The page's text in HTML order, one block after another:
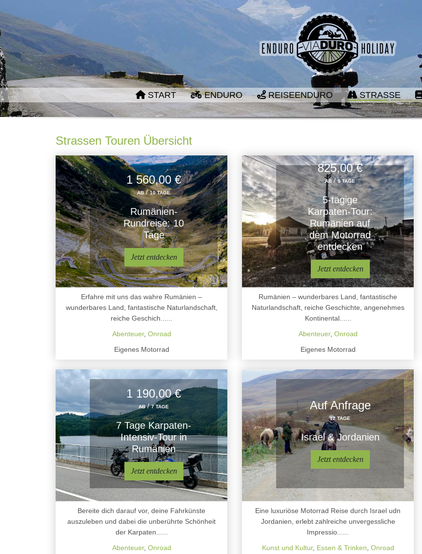
START ENDURO REISEENDURO STRASSE
Strassen Touren Übersicht
1 560,00 €
AB/10 TAGE
Rumänien-
Rundreise: 10
Tage
Jetzt entdecken
Erfahre mit uns das wahre Rumänien –
wunderbares Land, fantastische Naturlandschaft,
reiche Geschich......
Abenteuer, Onroad
Eigenes Motorrad
825,00 €
AB/5 TAGE
5-tägige
Karpaten-Tour:
Rumänien auf
dem Motorrad
entdecken
Jetzt entdecken
Rumänien – wunderbares Land, fantastische
Naturlandschaft, reiche Geschichte, angenehmes
Kontinental......
Abenteuer, Onroad
Eigenes Motorrad
1 190,00 €
AB/7 TAGE
7 Tage Karpaten-
Intensiv-Tour in
Rumänien
Jetzt entdecken
Bereite dich darauf vor, deine Fahrkünste
auszuleben und dabei die unberührte Schönheit
der Karpaten......
Abenteuer, Onroad
Auf Anfrage
12 TAGE
Israel & Jordanien
Jetzt entdecken
Eine luxuriöse Motorrad Reise durch Israel udn
Jordanien, erlebt zahlreiche unvergessliche
Impressio......
Kunst und Kultur, Essen & Trinken Onroad